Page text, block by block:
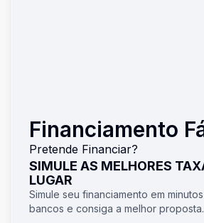
Financiamento
Pretende Financiar?
SIMULE AS MELHORES
LUGAR
Simule seu financiamento em
bancos e consiga a melhor proposta.